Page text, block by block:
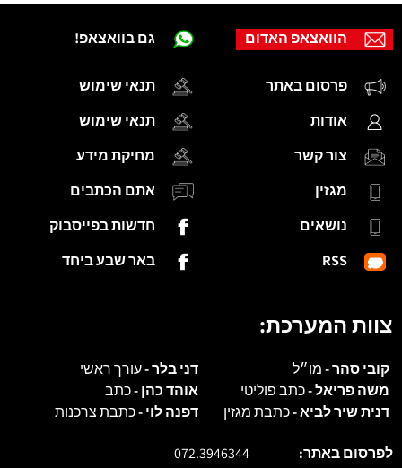
גם בוואצאפ!
תנאי שימוש
תנאי שימוש
מחיקת מידע
אתם הכתבים
חדשות בפייסבוק
באר שבע ביחד
הוואצאפ האדום
פרסום באתר
אודות
צור קשר
מגזין
נושאים
RSS
צוות המערכת:
קובי סהר -מו״ל דני בלר -עורך ראשי
משה פריאל -כתב פוליטי אוהד כהן -כתב
דנית שיר לביא -כתבת מגזין דפנה לוי -כתבת צרכנות
לפרסום באתר:
072.3946344